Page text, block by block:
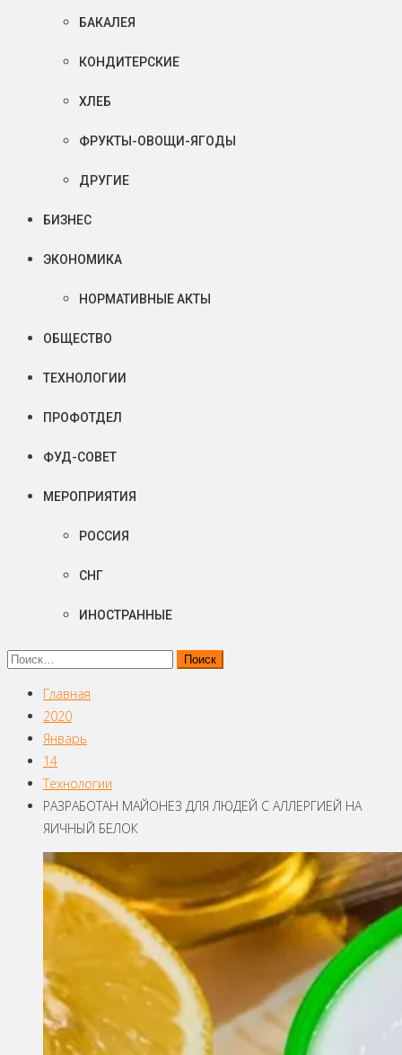
БАКАЛЕЯ
КОНДИТЕРСКИЕ
ХЛЕБ
ФРУКТЫ-ОВОЩИ-ЯГОДЫ
ДРУГИЕ
БИЗНЕС
ЭКОНОМИКА
НОРМАТИВНЫЕ АКТЫ
ОБЩЕСТВО
ТЕХНОЛОГИИ
ПРОФОТДЕЛ
ФУД-СОВЕТ
МЕРОПРИЯТИЯ
РОССИЯ
СНГ
ИНОСТРАННЫЕ
Найти:
Главная
2020
Январь
14
Технологии
РАЗРАБОТАН МАЙОНЕЗ ДЛЯ ЛЮДЕЙ С АЛЛЕРГИЕЙ НА
ЯИЧНЫЙ БЕЛОК